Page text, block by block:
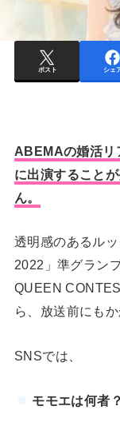
ポスト シェ
ABEMAの婚活リ
に出演すること
ん。
透明感のあるル
2022」準グラン
QUEEN
ら、放送前にも
SNSでは、
モモエは何者？